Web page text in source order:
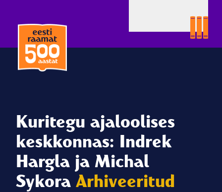
Kuritegu ajaloolises
keskkonnas: Indrek
Hargla ja Michal
Sýkora Arhiveeritud